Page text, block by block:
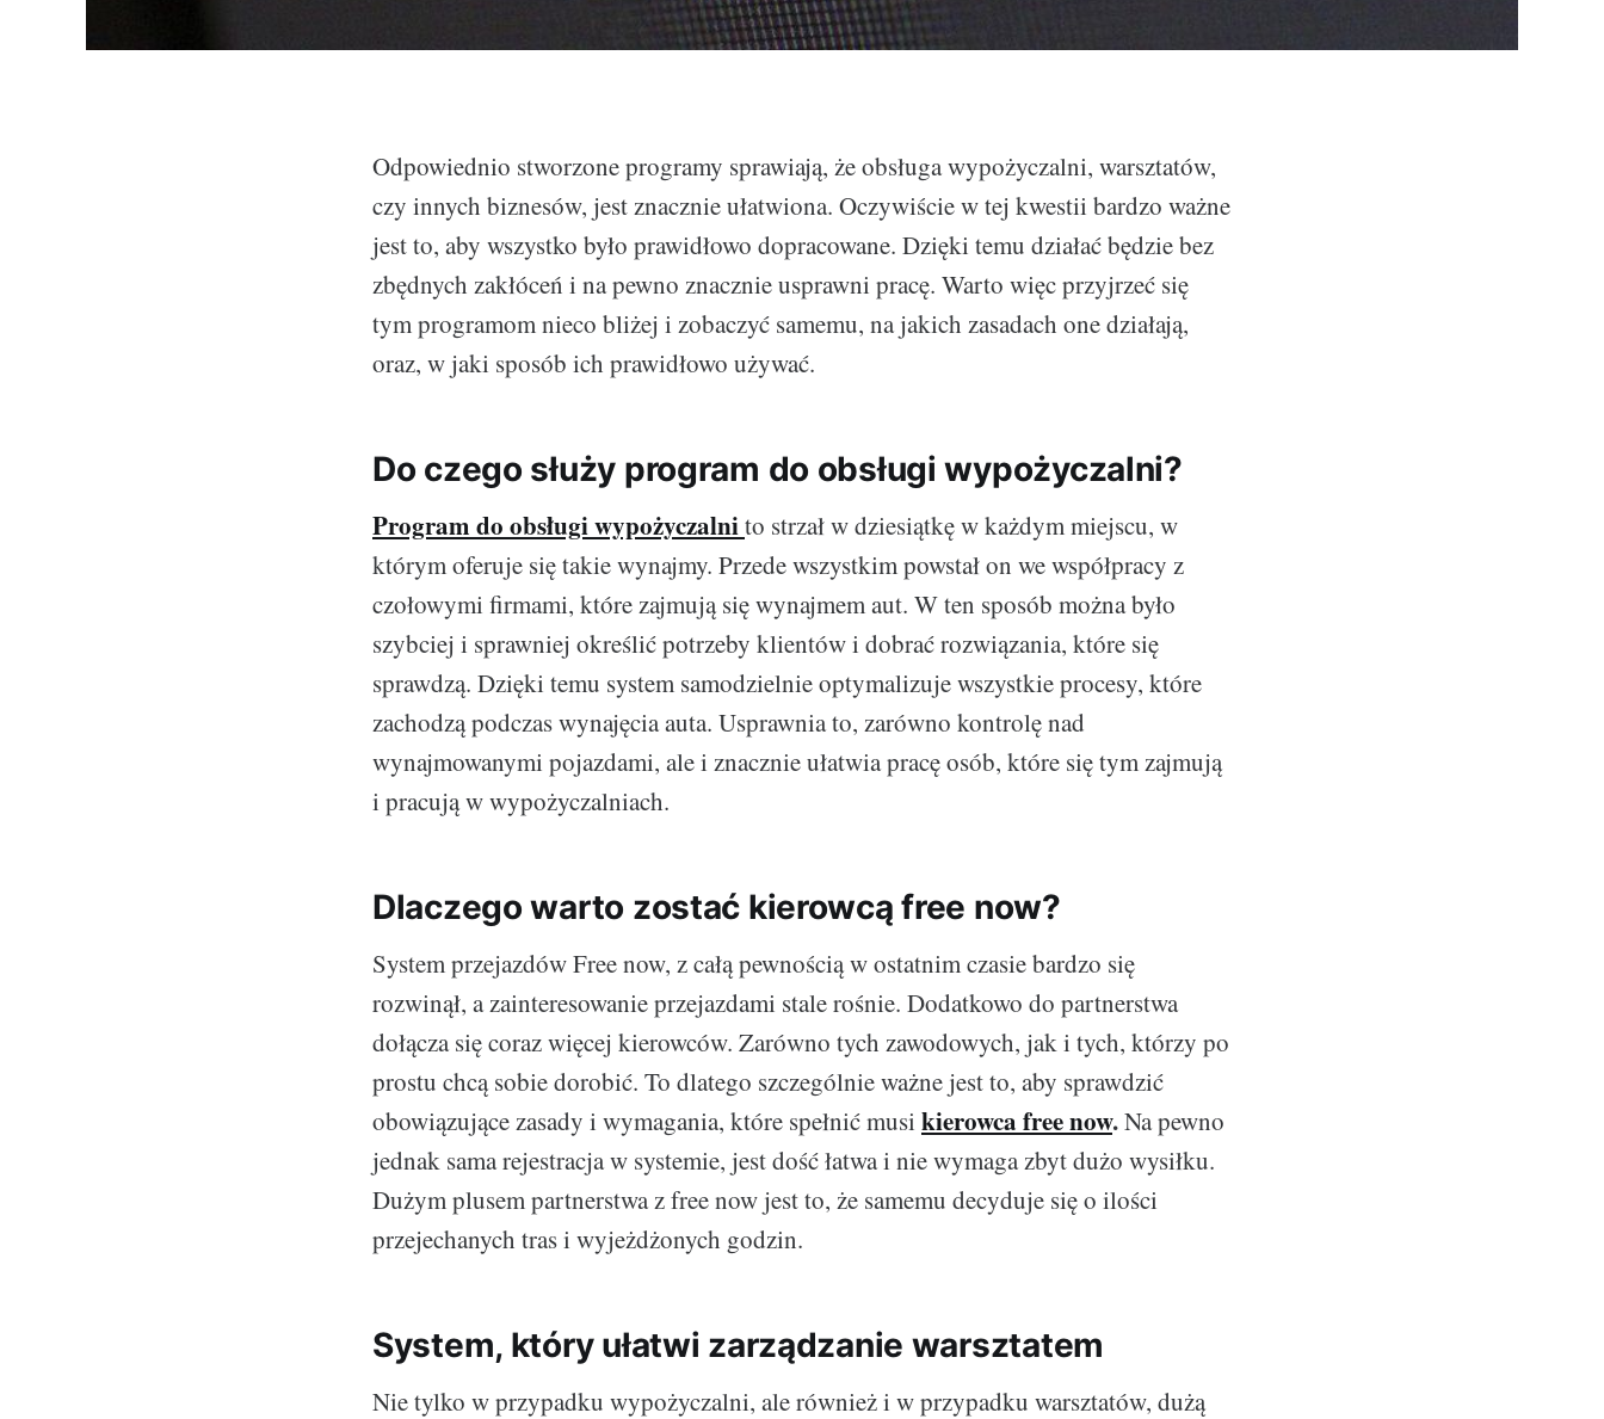
Odpowiednio stworzone programy sprawiają, że obsługa wypożyczalni, warsztatów,
czy innych biznesów, jest znacznie ułatwiona. Oczywiście w tej kwestii bardzo ważne
jest to, aby wszystko było prawidłowo dopracowane. Dzięki temu działać będzie bez
zbędnych zakłóceń i na pewno znacznie usprawni pracę. Warto więc przyjrzeć się
tym programom nieco bliżej i zobaczyć samemu, na jakich zasadach one działają,
oraz, w jaki sposób ich prawidłowo używać.
Do czego służy program do obsługi wypożyczalni?
Program do obsługi wypożyczalnito strzał w dziesiątkę w każdym miejscu, w
którym oferuje się takie wynajmy. Przede wszystkim powstał on we współpracy z
czołowymi firmami, które zajmują się wynajmem aut. W ten sposób można było
szybciej i sprawniej określić potrzeby klientów i dobrać rozwiązania, które się
sprawdzą. Dzięki temu system samodzielnie optymalizuje wszystkie procesy, które
zachodzą podczas wynajęcia auta. Usprawnia to, zarówno kontrolę nad
wynajmowanymi pojazdami, ale i znacznie ułatwia pracę osób, które się tym zajmują
i pracują w wypożyczalniach.
Dlaczego warto zostać kierowcą free now?
System przejazdów Free now, z całą pewnością w ostatnim czasie bardzo się
rozwinął, a zainteresowanie przejazdami stale rośnie. Dodatkowo do partnerstwa
dołącza się coraz więcej kierowców. Zarówno tych zawodowych, jak i tych, którzy po
prostu chcą sobie dorobić. To dlatego szczególnie ważne jest to, aby sprawdzić
obowiązujące zasady i wymagania, które spełnić musi kierowca free now.Na pewno
jednak sama rejestracja w systemie, jest dość łatwa i nie wymaga zbyt dużo wysiłku.
Dużym plusem partnerstwa z free now jest to, że samemu decyduje się o ilości
przejechanych tras i wyjeżdżonych godzin.
System, który ułatwi zarządzanie warsztatem
Nie tylko w przypadku wypożyczalni, ale również i w przypadku warsztatów, dużą